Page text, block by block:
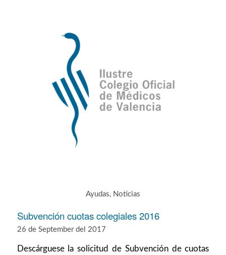
Ayudas, Noticias
Subvención cuotas colegiales 2016
26 de September del 2017
Descárguese la solicitud de Subvención de cuotas